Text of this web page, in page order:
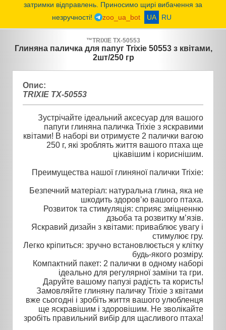
затримки відправлень. Приносимо щирі вибачення за
незручності!
zoo_ua_bot UA RU
™TRIXIE TX-50553
Глиняна паличка для папуг Trixie 50553 з квітами,
2шт/250 гр
Опис:
TRIXIE TX-50553
Зустрічайте ідеальний аксесуар для вашого
папуги глиняна паличка Trixie з яскравими
квітами! В наборі ви отримуєте 2 палички вагою
250 г, які зроблять життя вашого птаха ще
цікавішим і кориснішим.
Преимущества нашої глиняної палички Trixie:
Безпечний матеріал: натуральна глина, яка не
шкодить здоров’ю вашого птаха.
Розвиток та стимуляція: сприяє зміцненню
дзьоба та розвитку м’язів.
Яскравий дизайн з квітами: приваблює увагу і
стимулює гру.
Легко кріпиться: зручно встановлюється у клітку
будь-якого розміру.
Компактний пакет: 2 палички в одному наборі
ідеально для регулярної заміни та гри.
Даруйте вашому папузі радість та користь!
Замовляйте глиняну паличку Trixie з квітами
вже сьогодні і зробіть життя вашого улюбленця
ще яскравішим і здоровішим. Не зволікайте
зробіть правильний вибір для щасливого птаха!